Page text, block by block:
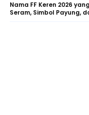
Nama FF Keren 2026
Seram, Simbol Payung,